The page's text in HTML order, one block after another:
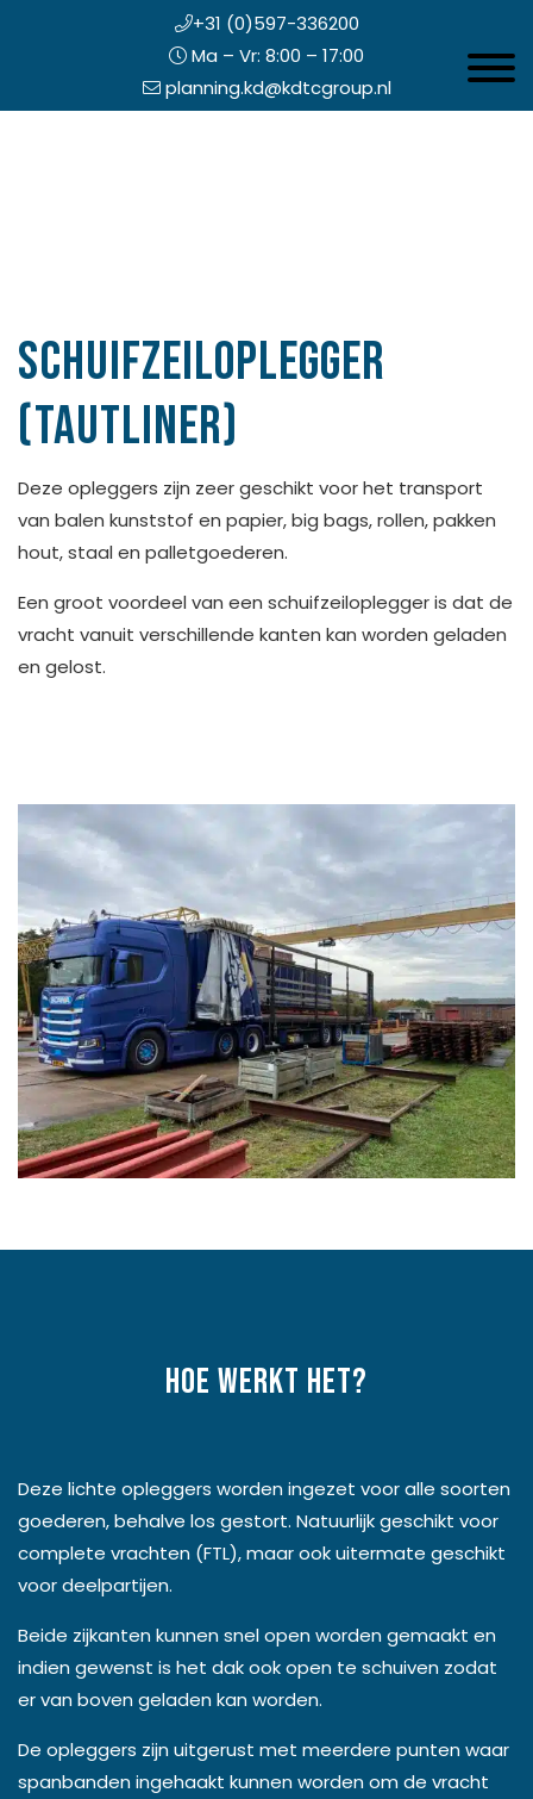
+31 (0)597-336200
Ma – Vr: 8:00 – 17:00
planning.kd@kdtcgroup.nl
Schuifzeiloplegger
(Tautliner)
Deze opleggers zijn zeer geschikt voor het transport
van balen kunststof en papier, big bags, rollen, pakken
hout, staal en palletgoederen.
Een groot voordeel van een schuifzeiloplegger is dat de
vracht vanuit verschillende kanten kan worden geladen
en gelost.
Hoe werkt het?
Deze lichte opleggers worden ingezet voor alle soorten
goederen, behalve los gestort. Natuurlijk geschikt voor
complete vrachten (FTL), maar ook uitermate geschikt
voor deelpartijen.
Beide zijkanten kunnen snel open worden gemaakt en
indien gewenst is het dak ook open te schuiven zodat
er van boven geladen kan worden.
De opleggers zijn uitgerust met meerdere punten waar
spanbanden ingehaakt kunnen worden om de vracht